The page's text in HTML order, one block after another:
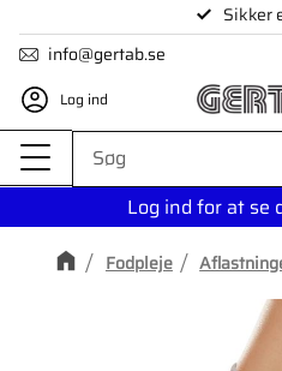
Menu
Sikker
info@gertab.se
Log ind
Log ind for at se
Fodpleje